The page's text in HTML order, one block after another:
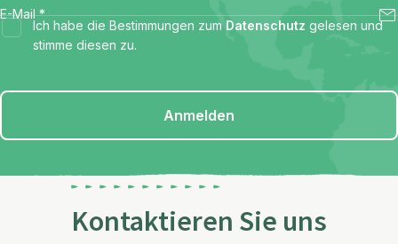
E-Mail *
Ich habe die Bestimmungen zum Datenschutz gelesen und
stimme diesen zu.
Anmelden
Kontaktieren Sie uns